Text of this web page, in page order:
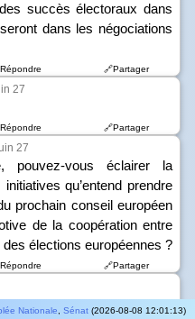
succès électoraux dans
dans les négociations
🔗Partager
27
🔗Partager
27
pouvez-vous éclairer la
qu’entend prendre
prochain conseil européen
de la coopération entre
élections européennes ?
🔗Partager
Nationale Sénat (2026-08-08 12:01:13)